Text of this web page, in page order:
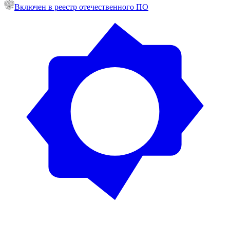
Включен в реестр отечественного ПО